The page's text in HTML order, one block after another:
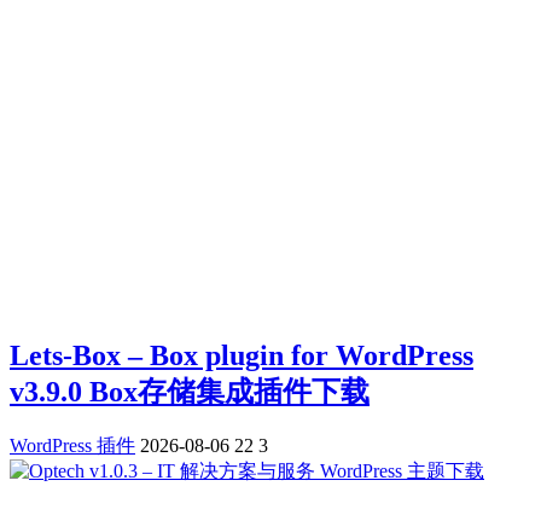
Lets-Box – Box plugin for WordPress
v3.9.0 Box存储集成插件下载
WordPress 插件 2026-08-06 22 3